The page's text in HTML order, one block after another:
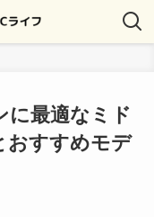
に最適なミド
おすすめモデ